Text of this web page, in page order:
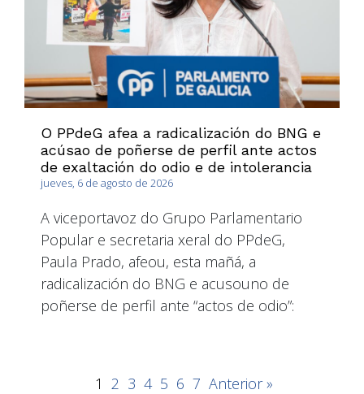
O PPdeG afea a radicalización do BNG e
acúsao de poñerse de perfil ante actos
de exaltación do odio e de intolerancia
jueves, 6 de agosto de 2026
A viceportavoz do Grupo Parlamentario
Popular e secretaria xeral do PPdeG,
Paula Prado, afeou, esta mañá, a
radicalización do BNG e acusouno de
poñerse de perfil ante “actos de odio”:
1 2 3 4 5 6 7 Anterior »